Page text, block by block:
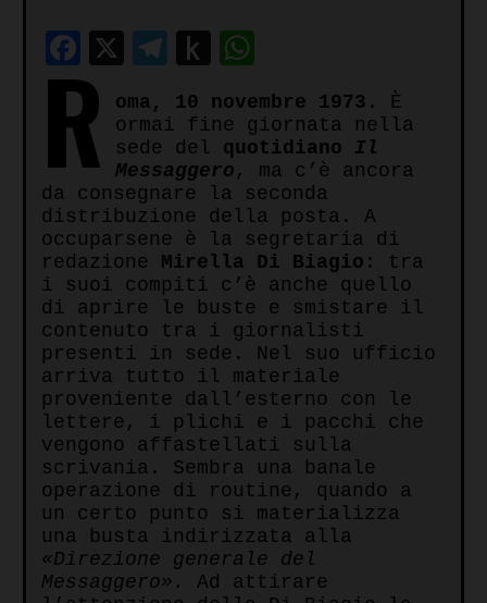
Facebook
X Telegram
Push
Kindle
R oma, 10 novembre 1973 . È
ormai fine giornata nella
sede del quotidiano Il
Messaggero , ma c’è ancora
da consegnare la seconda
distribuzione della posta. A
occuparsene è la segretaria di
redazione Mirella Di Biagio : tra
i suoi compiti c’è anche quello
di aprire le buste e smistare il
contenuto tra i giornalisti
presenti in sede. Nel suo ufficio
arriva tutto il materiale
proveniente dall’esterno con le
lettere, i plichi e i pacchi che
vengono affastellati sulla
scrivania. Sembra una banale
operazione di routine, quando a
un certo punto si materializza
una busta indirizzata alla
«Direzione generale del
Messaggero».
Ad attirare